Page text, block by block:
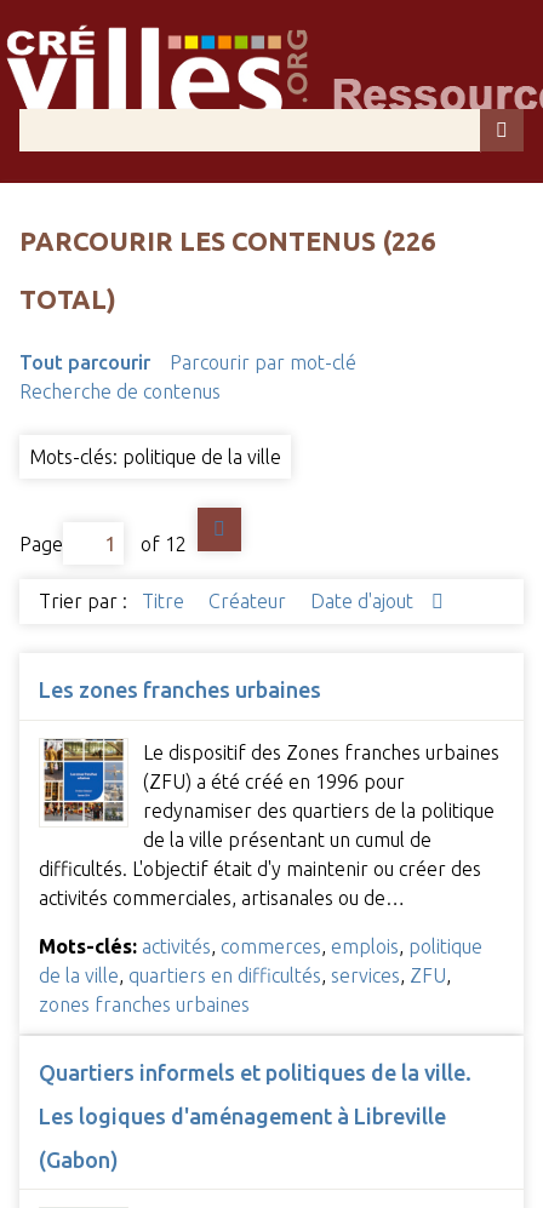
PARCOURIR LES CONTENUS (226
TOTAL)
Tout parcourir
Parcourir par mot-clé
Recherche de contenus
Mots-clés: politique de la ville
Page of 12
Trier par : Titre Créateur Date d'ajout
Les zones franches urbaines
Le dispositif des Zones franches urbaines
(ZFU) a été créé en 1996 pour
redynamiser des quartiers de la politique
de la ville présentant un cumul de
difficultés. L'objectif était d'y maintenir ou créer des
activités commerciales, artisanales ou de…
Mots-clés: activités commerces emplois politique
de la ville quartiers en difficultés services ZFU
zones franches urbaines
Quartiers informels et politiques de la ville.
Les logiques d'aménagement à Libreville
(Gabon)